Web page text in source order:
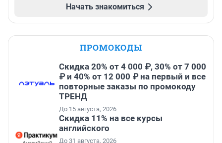
Начать знакомиться
ПРОМОКОДЫ
Скидка 20% от 4 000 ₽, 30% от 7 000
₽ и 40% от 12 000 ₽ на первый и все
повторные заказы по промокоду
ТРЕНД
До 15 августа, 2026
Скидка 11% на все курсы
английского
До 31 августа, 2026